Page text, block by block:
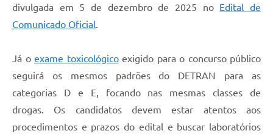
divulgada em 5 de dezembro de 2025 no Edital de
Comunicado Oficial.
Já o exame toxicológicoexigido para o concurso público
seguirá os mesmos padrões do DETRAN para as
categorias D e E, focando nas mesmas classes de
drogas. Os candidatos devem estar atentos aos
procedimentos e prazos do edital e buscar laboratórios